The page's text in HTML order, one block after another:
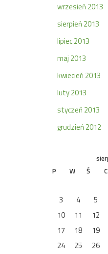
wrzesień 2013
sierpień 2013
lipiec 2013
maj 2013
kwiecień 2013
luty 2013
styczeń 2013
grudzień 2012
P
W Ś C
3
4 5
10
11 12
17
18 19
24
25 26